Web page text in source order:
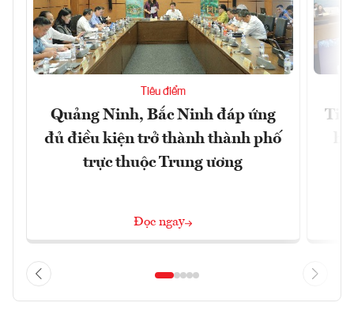
Tiêu điểm
Quảng Ninh, Bắc Ninh đáp ứng
đủ điều kiện trở thành thành phố
trực thuộc Trung ương
Đọc ngay